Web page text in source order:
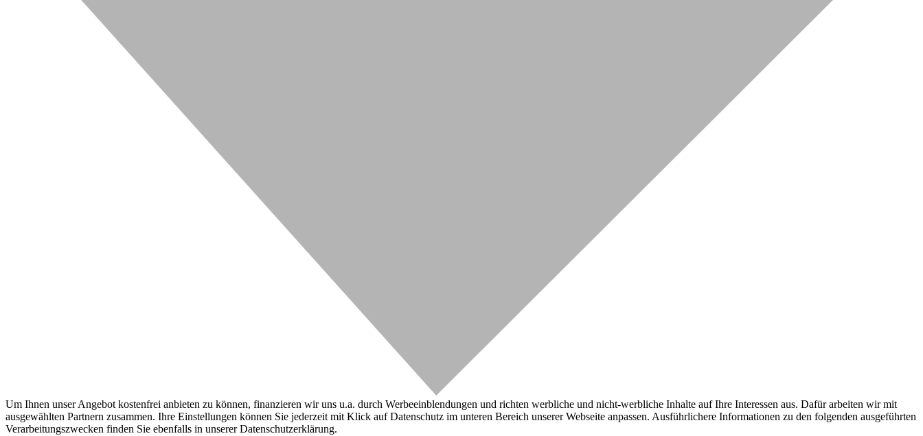
Um Ihnen unser Angebot kostenfrei anbieten zu können, finanzieren wir uns u.a. durch Werbeeinblendungen und richten werbliche und nicht-werbliche Inhalte auf Ihre Interessen aus. Dafür arbeiten wir mit
ausgewählten Partnern zusammen. Ihre Einstellungen können Sie jederzeit mit Klick auf Datenschutz im unteren Bereich unserer Webseite anpassen. Ausführlichere Informationen zu den folgenden ausgeführten
Verarbeitungszwecken finden Sie ebenfalls in unserer Datenschutzerklärung.